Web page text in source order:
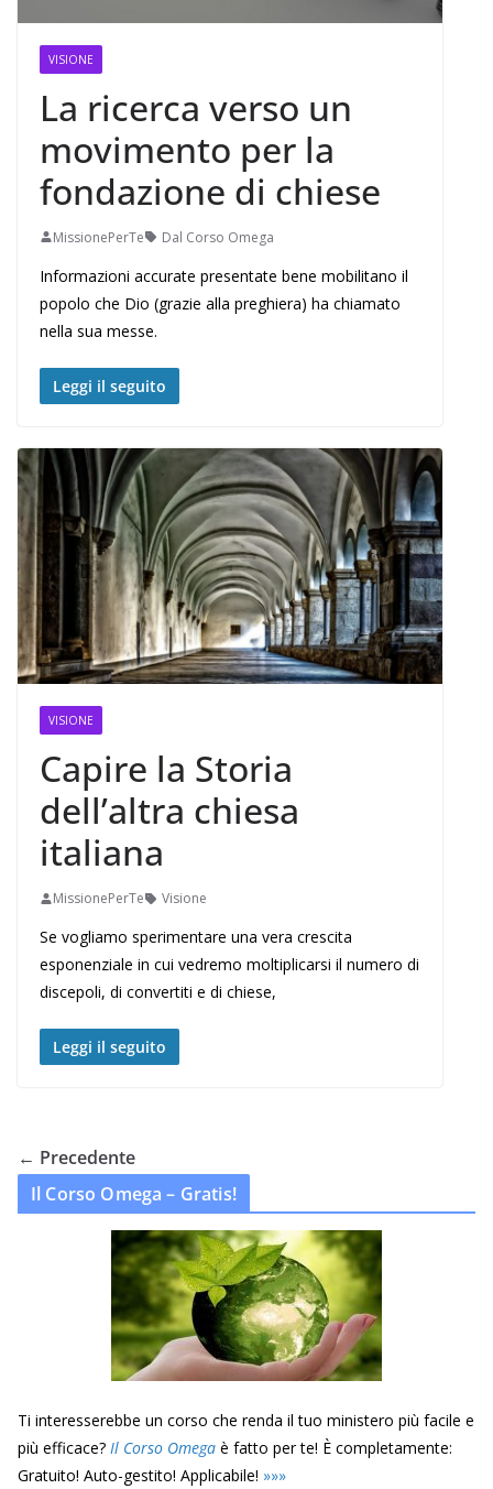
VISIONE
La ricerca verso un
movimento per la
fondazione di chiese
MissionePerTe Dal Corso Omega
Informazioni accurate presentate bene mobilitano il
popolo che Dio (grazie alla preghiera) ha chiamato
nella sua messe.
Leggi il seguito
VISIONE
Capire la Storia
dell’altra chiesa
italiana
MissionePerTe Visione
Se vogliamo sperimentare una vera crescita
esponenziale in cui vedremo moltiplicarsi il numero di
discepoli, di convertiti e di chiese,
Leggi il seguito
← Precedente
Il Corso Omega – Gratis!
Ti interesserebbe un corso che renda il tuo ministero più facile e
più efficace? Il Corso Omega è fatto per te! È completamente:
Gratuito! Auto-gestito! Applicabile! »»»